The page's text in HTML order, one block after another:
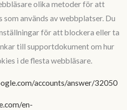
olika metoder för att
används av webbplatser. Du
för att blockera eller ta
till supportdokument om hur
i de flesta webbläsare.
accounts/answer/32050
en-